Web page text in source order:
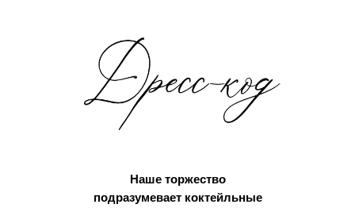
Наше торжество
подразумевает коктейльные